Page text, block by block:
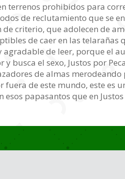
terrenos prohibidos para
de reclutamiento que se
criterio, que adolecen de
de caer en las telarañas
de leer, porque el
busca el sexo, Justos por
de almas merodeando
de este mundo, este es
papasantos que en